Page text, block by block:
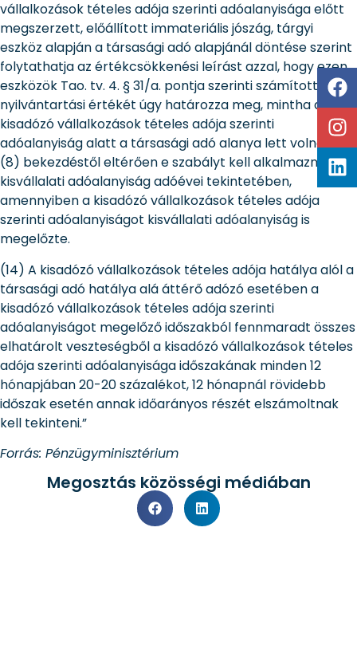
vállalkozások tételes adója szerinti adóalanyisága előtt
megszerzett, előállított immateriális jószág, tárgyi
eszköz alapján a társasági adó alapjánál döntése szerint
folytathatja az értékcsökkenési leírást azzal, hogy ezen
eszközök Tao. tv. 4. § 31/a. pontja szerinti számított
nyilvántartási értékét úgy határozza meg, mintha a
kisadózó vállalkozások tételes adója szerinti
adóalanyiság alatt a társasági adó alanya lett volna. A
(8) bekezdéstől eltérően e szabályt kell alkalmazni a
kisvállalati adóalanyiság adóévei tekintetében,
amennyiben a kisadózó vállalkozások tételes adója
szerinti adóalanyiságot kisvállalati adóalanyiság is
megelőzte.
(14) A kisadózó vállalkozások tételes adója hatálya alól a
társasági adó hatálya alá áttérő adózó esetében a
kisadózó vállalkozások tételes adója szerinti
adóalanyiságot megelőző időszakból fennmaradt összes
elhatárolt veszteségből a kisadózó vállalkozások tételes
adója szerinti adóalanyisága időszakának minden 12
hónapjában 20-20 százalékot, 12 hónapnál rövidebb
időszak esetén annak időarányos részét elszámoltnak
kell tekinteni.”
Forrás: Pénzügyminisztérium
Megosztás közösségi médiában